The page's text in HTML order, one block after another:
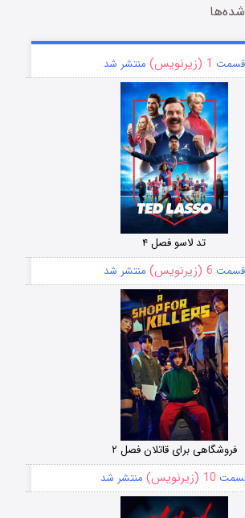
قسمت 1 (زیرنویس) منتشر شد
تد لاسو فصل ۴
قسمت 6 (زیرنویس) منتشر شد
فروشگاهی برای قاتلان فصل ۲
10 (زیرنویس) منتشر شد